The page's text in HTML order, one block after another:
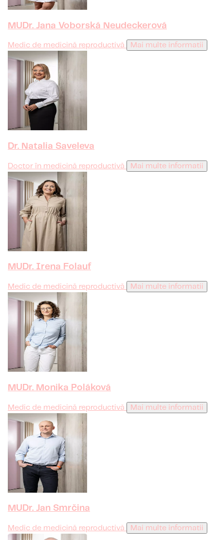
MUDr. Jana Voborská Neudeckerová
Medic de medicină reproductivă Mai multe informatii
Dr. Natalia Saveleva
Doctor în medicină reproductivă Mai multe informatii
MUDr. Irena Folauf
Medic de medicină reproductivă Mai multe informatii
MUDr. Monika Poláková
Medic de medicină reproductivă Mai multe informatii
MUDr. Jan Smrčina
Medic de medicină reproductivă Mai multe informatii